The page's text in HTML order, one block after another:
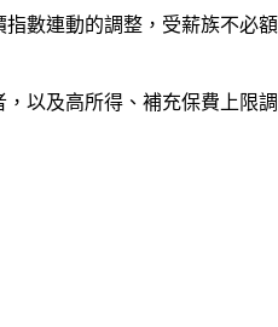
數連動的調整，受薪族不必
以及高所得、補充保費上限